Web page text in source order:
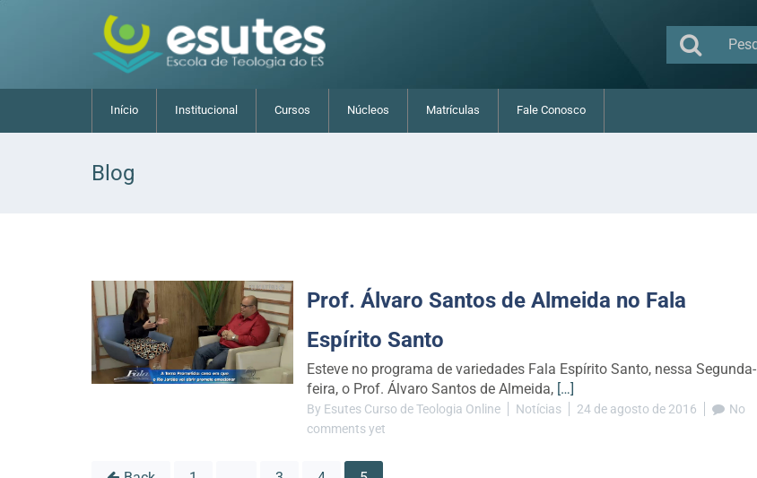
Início Institucional Cursos Núcleos Matrículas Fale Conosco
Blog
Blog
Prof. Álvaro Santos de Almeida no Fala
Espírito Santo
Esteve no programa de variedades Fala Espírito Santo, nessa Segunda-
feira, o Prof. Álvaro Santos de Almeida, […]
By Esutes Curso de Teologia Online Notícias 24 de agosto de 2016
No
comments yet